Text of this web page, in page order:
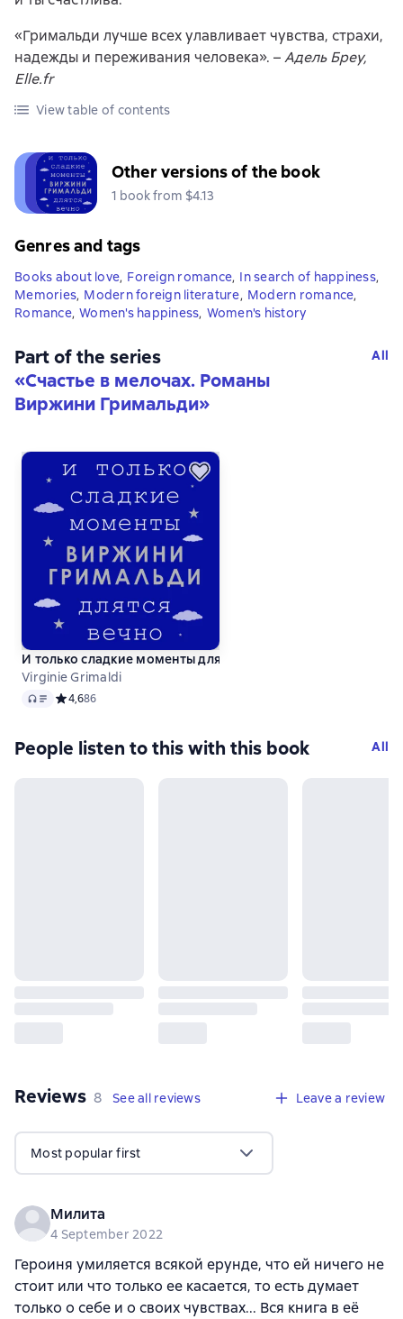
«Гримальди лучше всех улавливает чувства, страхи,
надежды и переживания человека». –Адель Бреу,
Elle.fr
View table of contents
Other versions of the book
1 book from $4.13
Genres and tags
Books about love, Foreign romance, In search of happiness,
Memories, Modern foreign literature, Modern romance,
Romance, Women's happiness, Women's history
Part of the series
«Счастье в мелочах. Романы
Виржини Гримальди»
All
И только сладкие моменты длятся вечно
Virginie Grimaldi
Audio Средний рейтинг 4,6 на основе 86 оценок
4,686
People listen to this with this book All
Reviews 8 reviews
8 See all reviews Leave a review
Most popular first
Милита
4 September 2022
Героиня умиляется всякой ерунде, что ей ничего не
стоит или что только ее касается, то есть думает
только о себе и о своих чувствах... Вся книга в её